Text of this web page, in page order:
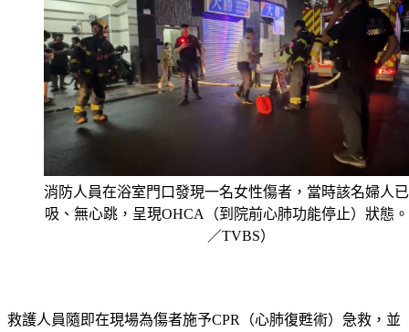
消防人員在浴室門口發現一名女性傷者，當時該名婦人
吸、無心跳，呈現OHCA（到院前心肺功能停止）狀態
／TVBS）
救護人員隨即在現場為傷者施予CPR（心肺復甦術）急救，並